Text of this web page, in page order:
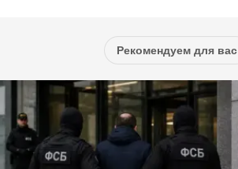
Рекомендуем для вас